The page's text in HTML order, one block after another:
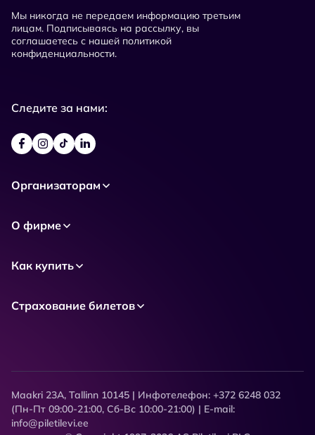
Мы никогда не передаем информацию третьим
лицам. Подписываясь на рассылку, вы
соглашаетесь с нашей политикой
конфиденциальности.
Следите за нами:
Организаторам
О фирме
Как купить
Страхование билетов
Maakri 23A, Tallinn 10145 | Инфотелефон: +372 6248 032
(Пн-Пт 09:00-21:00, Сб-Вс 10:00-21:00) | E-mail:
info@piletilevi.ee